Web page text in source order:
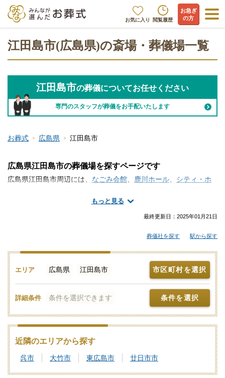
お気に入り 閲覧履歴
お急ぎ
の方
江田島市(広島県)の斎場・葬儀場一覧
江田島市の葬儀についてお任せください
専門のスタッフが葬儀をお手配いたします
お葬式 広島県 江田島市
もっと見る
広島県江田島市の葬儀場を探すページです
広島県江田島市周辺には、 なごみ会館、 鹿川ホール、 シティ・ホ
葬儀場の情報をお探しですか？家族葬や一日葬・火葬式などの葬
儀を行う場所は、ご自宅や寺院の式場、便利な総合斎場やセレモ
は、斎場やセレモニーホールを調査。それぞれの機能や評価など
をご覧いただき、申込みの流れなど、ご不明点があれば、些細と
思われることでも遠慮なくお電話でご相談ください。家族葬や一
日葬、火葬式をどこで行うのがよいか？その選び方や段取りの仕
方をはじめ、式場・火葬場の手配までを含めてサポートいたしま
す。江田島市で利用者が多い式場・火葬場、参列者が集まりやす
利用状況などのお問合せも承りますので、まずはご相談くださ
い。写真を見ながら場所の雰囲気や価格相場を近隣の斎場・葬儀
場とで比較したり、新設セレモニーホールなどの最新情報をチェ
ックしたりなどの情報収集を行って江田島市の最適な斎場・葬儀
場をご確認ください。
最終更新日： 2025年01月21日
葬儀社を探す 駅から探す
エリア 広島県 江田島市 市区町村を選択
詳細条件 条件を選択できます 条件を選択
近隣のエリアから探す
呉市 大竹市 東広島市 廿日市市